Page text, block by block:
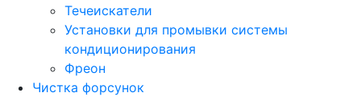
Течеискатели
Установки для промывки системы
кондиционирования
Фреон
Чистка форсунок